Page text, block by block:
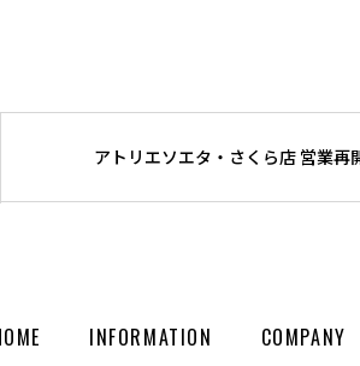
INFORMATION COMPANY